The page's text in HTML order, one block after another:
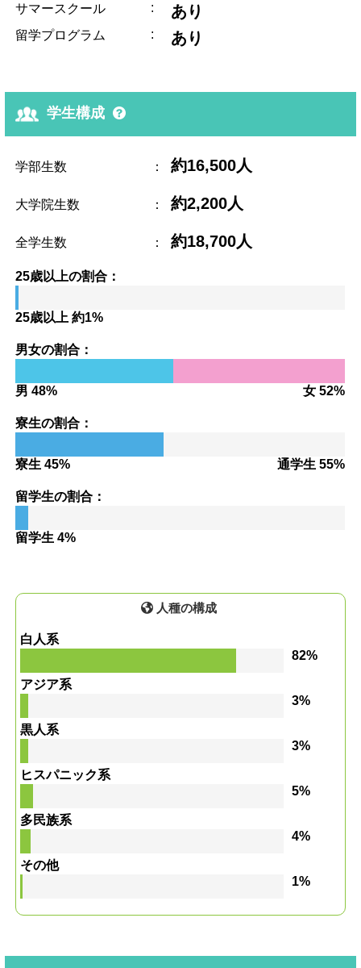
サマースクール : あり
留学プログラム : あり
学生構成
学部生数 ： 約16,500人
大学院生数 ： 約2,200人
全学生数 ： 約18,700人
25歳以上の割合：
25歳以上 約1%
男女の割合：
男 48% 女 52%
寮生の割合：
寮生 45% 通学生 55%
留学生の割合：
留学生 4%
人種の構成
白人系
82%
アジア系
3%
黒人系
3%
ヒスパニック系
5%
多民族系
4%
その他
1%